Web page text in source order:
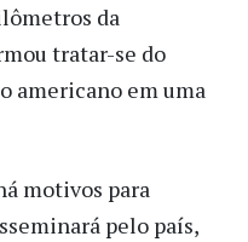
da
tratar-se do
americano em uma
motivos para
pelo país,